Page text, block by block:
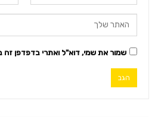
שמור את שמי, דוא"ל ואתרי בדפדפן